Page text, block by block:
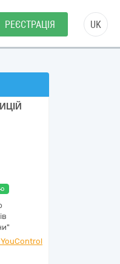
РЕЄСТРАЦІЯ UK